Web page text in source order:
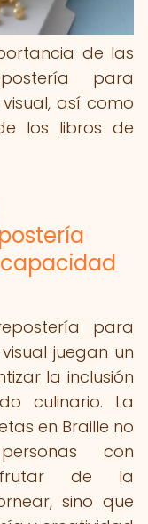
de las
para
así como
los libros de
para
juegan un
la inclusión
culinario. La
en Braille no
con
de la
sino que